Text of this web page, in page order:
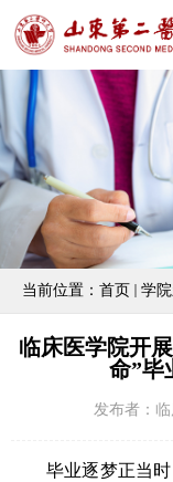
当前位置： 首页 学
临床医学院开
命”毕
发布者：
毕业逐梦正当